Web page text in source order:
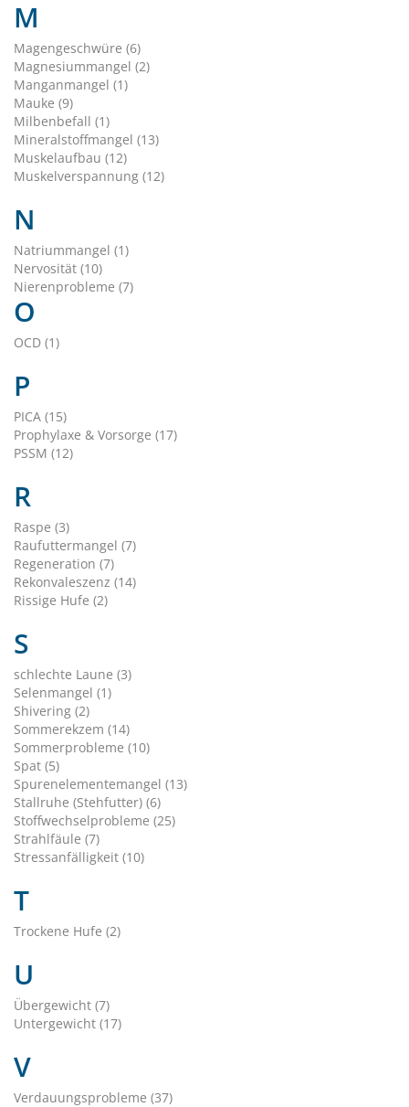
M
Magengeschwüre (6)
Magnesiummangel (2)
Manganmangel (1)
Mauke (9)
Milbenbefall (1)
Mineralstoffmangel (13)
Muskelaufbau (12)
Muskelverspannung (12)
N
Natriummangel (1)
Nervosität (10)
Nierenprobleme (7)
O
OCD (1)
P
PICA (15)
Prophylaxe & Vorsorge (17)
PSSM (12)
R
Raspe (3)
Raufuttermangel (7)
Regeneration (7)
Rekonvaleszenz (14)
Rissige Hufe (2)
S
schlechte Laune (3)
Selenmangel (1)
Shivering (2)
Sommerekzem (14)
Sommerprobleme (10)
Spat (5)
Spurenelementemangel (13)
Stallruhe (Stehfutter) (6)
Stoffwechselprobleme (25)
Strahlfäule (7)
Stressanfälligkeit (10)
T
Trockene Hufe (2)
U
Übergewicht (7)
Untergewicht (17)
V
Verdauungsprobleme (37)